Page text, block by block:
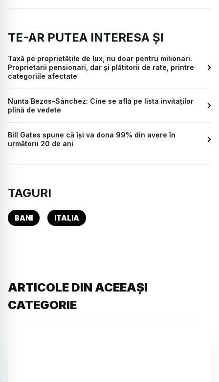
TE-AR PUTEA INTERESA ȘI
Taxă pe proprietățile de lux, nu doar pentru milionari.
Proprietarii pensionari, dar și plătitorii de rate, printre
categoriile afectate
Nunta Bezos-Sánchez: Cine se află pe lista invitaților
plină de vedete
Bill Gates spune că își va dona 99% din avere în
următorii 20 de ani
TAGURI
BANI ITALIA
ARTICOLE DIN ACEEAȘI
CATEGORIE